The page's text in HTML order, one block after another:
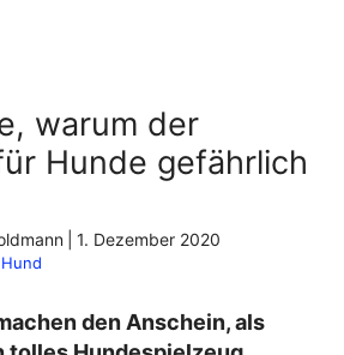
warum der
Hunde gefährlich
1. Dezember 2020
Hund
den Anschein, als